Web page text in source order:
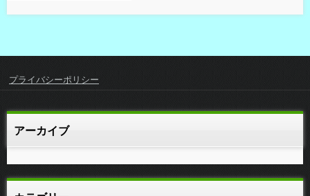
プライバシーポリシー
アーカイブ